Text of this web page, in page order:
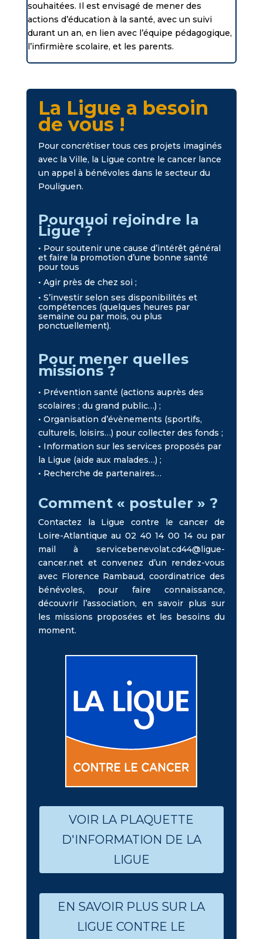
souhaitées. Il est envisagé de mener des
actions d’éducation à la santé, avec un suivi
durant un an, en lien avec l’équipe pédagogique,
l’infirmière scolaire, et les parents.
La Ligue a besoin
de vous !
Pour concrétiser tous ces projets imaginés
avec la Ville, la Ligue contre le cancer lance
un appel à bénévoles dans le secteur du
Pouliguen.
Pourquoi rejoindre la
Ligue ?
• Pour soutenir une cause d’intérêt général
et faire la promotion d’une bonne santé
pour tous
• Agir près de chez soi ;
• S’investir selon ses disponibilités et
compétences (quelques heures par
semaine ou par mois, ou plus
ponctuellement).
Pour mener quelles
missions ?
• Prévention santé (actions auprès des
scolaires ; du grand public…) ;
• Organisation d’évènements (sportifs,
culturels, loisirs…) pour collecter des fonds ;
• Information sur les services proposés par
la Ligue (aide aux malades…) ;
• Recherche de partenaires…
Comment « postuler » ?
Contactez la Ligue contre le cancer de
Loire-Atlantique au 02 40 14 00 14 ou par
mail àservicebenevolat.cd44@ligue-
cancer.netet convenez d’un rendez-vous
avec Florence Rambaud, coordinatrice des
bénévoles, pour faire connaissance,
découvrir l’association, en savoir plus sur
les missions proposées et les besoins du
moment.
VOIR LA PLAQUETTE
D'INFORMATION DE LA
LIGUE
EN SAVOIR PLUS SUR LA
LIGUE CONTRE LE